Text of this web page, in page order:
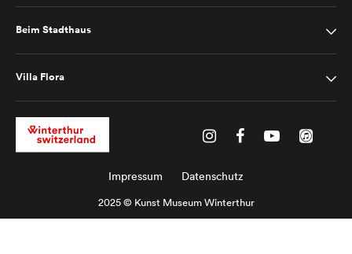
Beim Stadthaus
Villa Flora
Impressum Datenschutz
2025 © Kunst Museum Winterthur